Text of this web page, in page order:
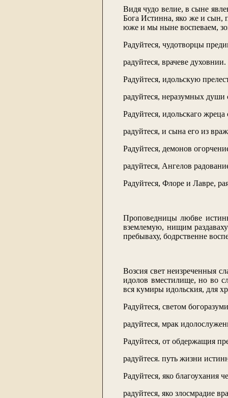
Видя чудо велие, в сыне
Бога Истинна, яко же и сын,
юже и мы ныне воспеваем,
Радуйтеся, чудотворцы
радуйтеся, врачеве духовнии.
Радуйтеся, идольскую
радуйтеся, неразумных
Радуйтеся, идольскаго
радуйтеся, и сына его из
Радуйтеся, демонов
радуйтеся, Ангелов
Радуйтеся, Флоре и Лавре,
Проповедницы любве
вземлемую, нищим
пребываху, бодрственне
Возсия свет неизреченныя
идолов вместилище, но во
вся кумиры идольския, для
Радуйтеся, светом
радуйтеся, мрак
Радуйтеся, от обдержащия
радуйтеся. путь жизни
Радуйтеся, яко благоухания
радуйтеся, яко злосмрадие